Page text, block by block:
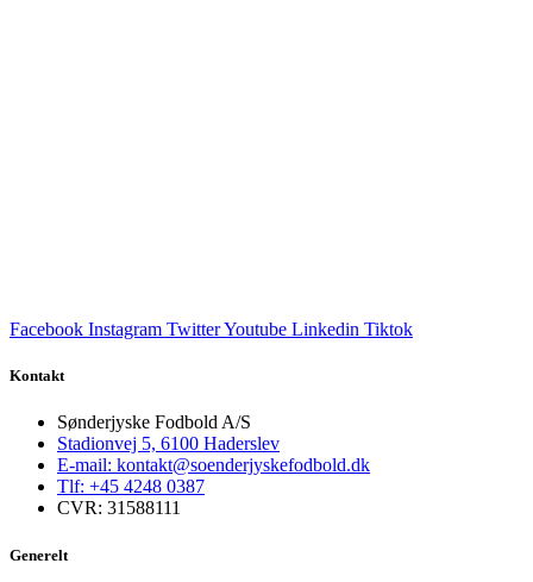
Facebook Instagram TwitterYoutube Linkedin Tiktok
Kontakt
Sønderjyske Fodbold A/S
Stadionvej 5, 6100 Haderslev
E-mail: kontakt@soenderjyskefodbold.dk
Tlf: +45 4248 0387
CVR: 31588111
Generelt